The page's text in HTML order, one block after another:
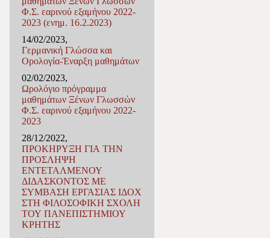
Φ.Σ. εαρινού εξαμήνου 2022-
2023 (ενημ. 16.2.2023)
14/02/2023,
Γερμανική Γλώσσα και
Ορολογία-Έναρξη μαθημάτων
02/02/2023,
Ωρολόγιο πρόγραμμα
μαθημάτων Ξένων Γλωσσών
Φ.Σ. εαρινού εξαμήνου 2022-
2023
28/12/2022,
ΠΡΟΚΗΡΥΞΗ ΓΙΑ ΤΗΝ
ΠΡΟΣΛΗΨΗ
ΕΝΤΕΤΑΛΜΕΝΟΥ
ΔΙΔΑΣΚΟΝΤΟΣ ΜΕ
ΣΥΜΒΑΣΗ ΕΡΓΑΣΙΑΣ ΙΔΟX
ΣΤΗ ΦΙΛΟΣΟΦΙΚΗ ΣΧΟΛΗ
ΤΟΥ ΠΑΝΕΠΙΣΤΗΜΙΟΥ
ΚΡΗΤΗΣ